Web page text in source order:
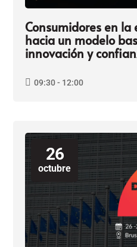
Consumidores en
hacia un modelo
innovación y
09:30 - 12:00
26
octubre